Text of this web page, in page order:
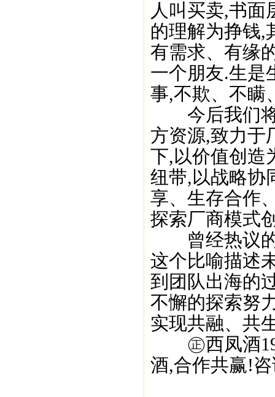
人叫买卖,书面
的理解为挣钱,
有需求、有缘
一个朋友.生是
事,不欺、不瞒
今后我们将
方资源,致力于
下,以价值创造
纽带,以战略协
享、生存合作
探索厂商模式
曾经热议的
这个比喻描述
到团队出海的
不懈的探索努
实现共融、共
㊣西凤酒
酒,合作共赢!咨